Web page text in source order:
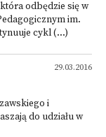
odbędzie się w
im.
cykl (...)
29.03.2016
i
do udziału w